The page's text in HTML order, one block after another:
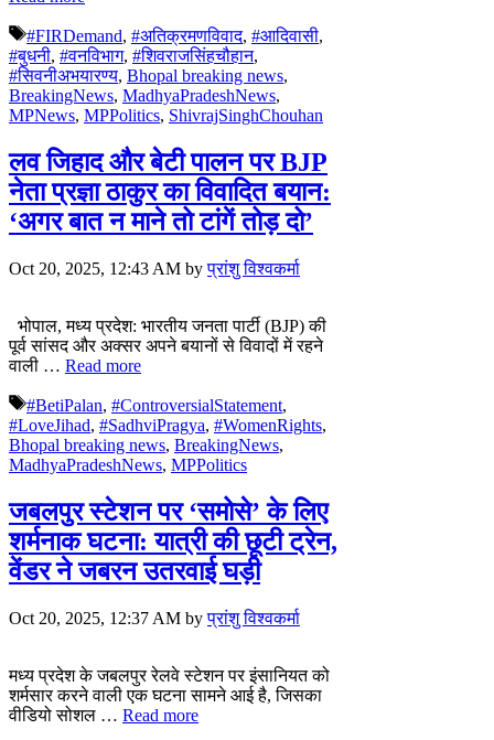
Tags
#FIRDemand, #अतिक्रमणविवाद, #आदिवासी,
#बुधनी, #वनविभाग, #शिवराजसिंहचौहान,
#सिवनीअभयारण्य, Bhopal breaking news,
BreakingNews, MadhyaPradeshNews,
MPNews, MPPolitics, ShivrajSinghChouhan
लव जिहाद और बेटी पालन पर BJP
नेता प्रज्ञा ठाकुर का विवादित बयान:
‘अगर बात न माने तो टांगें तोड़ दो’
Oct 20, 2025, 12:43 AM byप्रांशु विश्वकर्मा
भोपाल, मध्य प्रदेश: भारतीय जनता पार्टी (BJP) की
पूर्व सांसद और अक्सर अपने बयानों से विवादों में रहने
वाली … Read more
Tags
#BetiPalan, #ControversialStatement,
#LoveJihad, #SadhviPragya, #WomenRights,
Bhopal breaking news, BreakingNews,
MadhyaPradeshNews, MPPolitics
जबलपुर स्टेशन पर ‘समोसे’ के लिए
शर्मनाक घटना: यात्री की छूटी ट्रेन,
वेंडर ने जबरन उतरवाई घड़ी
Oct 20, 2025, 12:37 AM byप्रांशु विश्वकर्मा
मध्य प्रदेश के जबलपुर रेलवे स्टेशन पर इंसानियत को
शर्मसार करने वाली एक घटना सामने आई है, जिसका
वीडियो सोशल … Read more